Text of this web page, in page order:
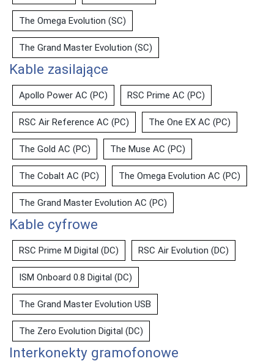
The Omega Evolution (SC)
The Grand Master Evolution (SC)
Kable zasilające
Apollo Power AC (PC) RSC Prime AC (PC)
RSC Air Reference AC (PC) The One EX AC (PC)
The Gold AC (PC) The Muse AC (PC)
The Cobalt AC (PC) The Omega Evolution AC (PC)
The Grand Master Evolution AC (PC)
Kable cyfrowe
RSC Prime M Digital (DC) RSC Air Evolution (DC)
ISM Onboard 0.8 Digital (DC)
The Grand Master Evolution USB
The Zero Evolution Digital (DC)
Interkonekty gramofonowe